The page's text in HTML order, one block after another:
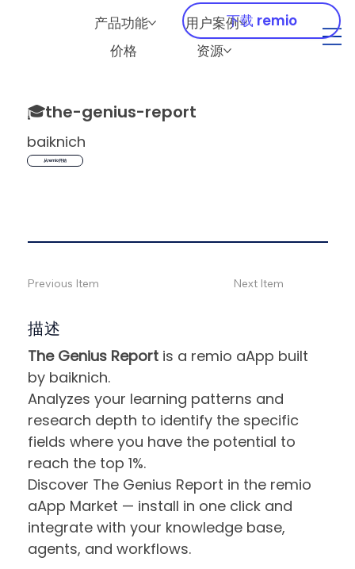
产品功能
用户案例
价格
资源
下载 remio
🎓the-genius-report
baiknich
从remio开始
描述
The Genius Report is a remio aApp built
by baiknich.
Analyzes your learning patterns and
research depth to identify the specific
fields where you have the potential to
reach the top 1%.
Discover The Genius Report in the remio
aApp Market — install in one click and
integrate with your knowledge base,
agents, and workflows.
Previous Item Next Item